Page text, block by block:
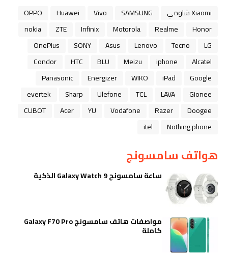
Xiaomi شاومي SAMSUNG
Vivo
Huawei
OPPO
Honor
Realme
Motorola
Infinix
ZTE
nokia
LG
Tecno
Lenovo
Asus
SONY
OnePlus
Alcatel
iphone
Meizu
BLU
HTC
Condor
Google
iPad
WIKO
Energizer
Panasonic
Gionee
LAVA
TCL
Ulefone
Sharp
evertek
Doogee
Razer
Vodafone
YU
Acer
CUBOT
Nothing phone
itel
هواتف سامسونج
ساعة سامسونج Galaxy Watch 9 الذكية
مواصفات هاتف سامسونج Galaxy F70 Pro
كاملة